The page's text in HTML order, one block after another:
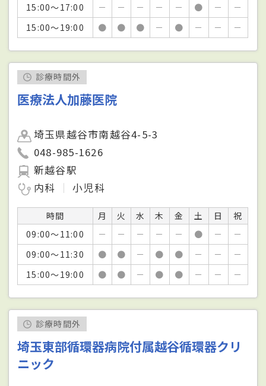
15:00～17:00
－ － － － － ● －
－
15:00～19:00
● ● ● － ● － － －
診療時間外
医療法人加藤医院
埼玉県越谷市南越谷4-5-3
048-985-1626
新越谷駅
内科
小児科
時間 月 火 水 木 金 土 日
祝
09:00～11:00
－ － － － － ● －
－
09:00～11:30
● ● － ● ● － －
－
15:00～19:00
● ● － ● ● － － －
診療時間外
埼玉東部循環器病院付属越谷循環器クリ
ニック